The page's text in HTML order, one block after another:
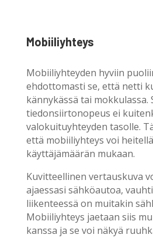
Mobiiliyhteys
Mobiiliyhteyden hyviin
ehdottomasti se, että netti
kännykässä tai mokkulassa.
tiedonsiirtonopeus ei
valokuituyhteyden tasolle.
että mobiiliyhteys voi
käyttäjämäärän mukaan.
Kuvitteellinen vertauskuva
ajaessasi sähköautoa,
liikenteessä on muitakin
Mobiiliyhteys jaetaan siis
kanssa ja se voi näkyä